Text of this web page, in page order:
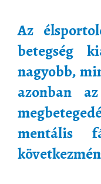
Az
betegség
nagyobb,
azonban
mentális